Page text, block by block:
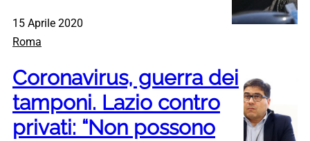
15 Aprile 2020
Roma
Coronavirus, guerra dei
tamponi. Lazio contro
privati: “Non possono